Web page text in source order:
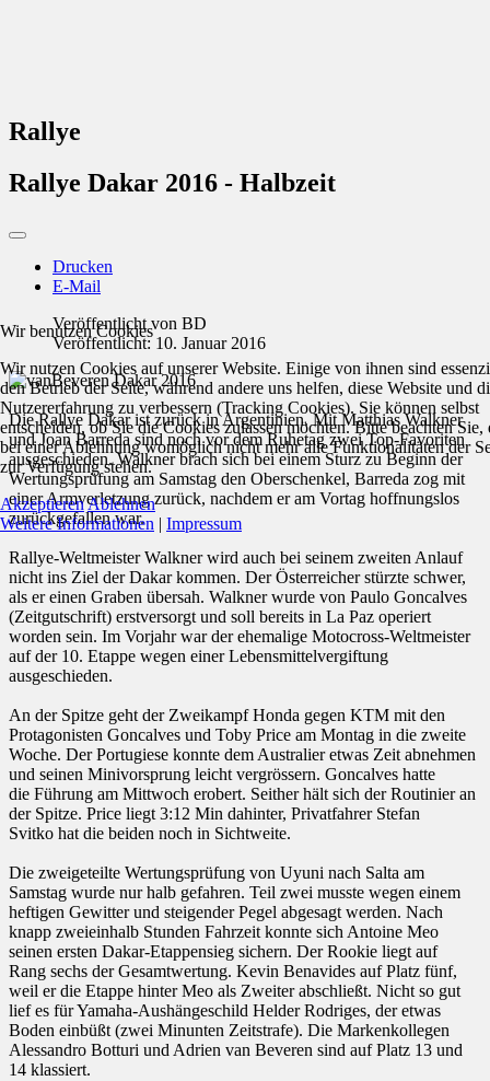
Rallye
Rallye Dakar 2016 - Halbzeit
Drucken
E-Mail
Veröffentlicht von BD
Veröffentlicht: 10. Januar 2016
Die Rallye Dakar ist zurück in Argentinien. Mit Matthias Walkner
und Joan Barreda sind noch vor dem Ruhetag zwei Top-Favoriten
ausgeschieden. Walkner brach sich bei einem Sturz zu Beginn der
Wertungsprüfung am Samstag den Oberschenkel, Barreda zog mit
einer Armverletzung zurück, nachdem er am Vortag hoffnungslos
zurückgefallen war.
Rallye-Weltmeister Walkner wird auch bei seinem zweiten Anlauf
nicht ins Ziel der Dakar kommen. Der Österreicher stürzte schwer,
als er einen Graben übersah. Walkner wurde von Paulo Goncalves
(Zeitgutschrift) erstversorgt und soll bereits in La Paz operiert
worden sein. Im Vorjahr war der ehemalige Motocross-Weltmeister
auf der 10. Etappe wegen einer Lebensmittelvergiftung
ausgeschieden.
An der Spitze geht der Zweikampf Honda gegen KTM mit den
Protagonisten Goncalves und Toby Price am Montag in die zweite
Woche. Der Portugiese konnte dem Australier etwas Zeit abnehmen
und seinen Minivorsprung leicht vergrössern. Goncalves hatte
die Führung am Mittwoch erobert. Seither hält sich der Routinier an
der Spitze. Price liegt 3:12 Min dahinter, Privatfahrer Stefan
Svitko hat die beiden noch in Sichtweite.
Die zweigeteilte Wertungsprüfung von Uyuni nach Salta am
Samstag wurde nur halb gefahren. Teil zwei musste wegen einem
heftigen Gewitter und steigender Pegel abgesagt werden. Nach
knapp zweieinhalb Stunden Fahrzeit konnte sich Antoine Meo
seinen ersten Dakar-Etappensieg sichern. Der Rookie liegt auf
Rang sechs der Gesamtwertung. Kevin Benavides auf Platz fünf,
weil er die Etappe hinter Meo als Zweiter abschließt. Nicht so gut
lief es für Yamaha-Aushängeschild Helder Rodriges, der etwas
Boden einbüßt (zwei Minunten Zeitstrafe). Die Markenkollegen
Alessandro Botturi und Adrien van Beveren sind auf Platz 13 und
14 klassiert.
Wir benutzen Cookies
Wir nutzen Cookies auf unserer Website. Einige von ihnen sind
den Betrieb der Seite, während andere uns helfen, diese Website und
Nutzererfahrung zu verbessern (Tracking Cookies). Sie können selbst
entscheiden, ob Sie die Cookies zulassen möchten. Bitte beachten Sie,
bei einer Ablehnung womöglich nicht mehr alle Funktionalitäten der
zur Verfügung stehen.
AkzeptierenAblehnen
Weitere Informationen | Impressum